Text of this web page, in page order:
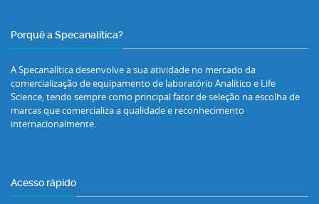
Porquê a Specanalítica?
A Specanalítica desenvolve a sua atividade no mercado da
comercialização de equipamento de laboratório Analítico e Life
Science, tendo sempre como principal fator de seleção na escolha de
marcas que comercializa a qualidade e reconhecimento
internacionalmente.
Acesso rápido